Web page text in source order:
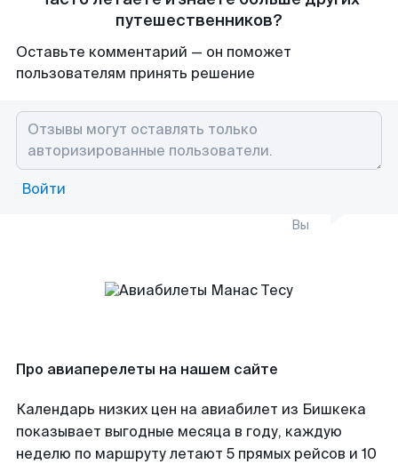
путешественников?
Оставьте комментарий — он поможет
пользователям принять решение
Войти
Вы
Про авиаперелеты на нашем сайте
Календарь низких цен на авиабилет из Бишкека
показывает выгодные месяца в году, каждую
неделю по маршруту летают 5 прямых рейсов и 10